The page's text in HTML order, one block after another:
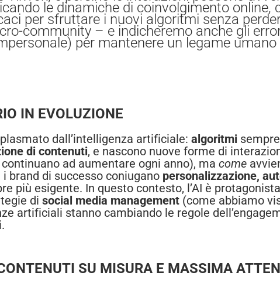
le dinamiche di coinvolgimento
per sfruttare i nuovi algoritmi senza
community – e indicheremo anche gli
per mantenere un legame
IN EVOLUZIONE
dall’intelligenza artificiale: algoritmi
di contenuti, e nascono nuove forme di
ad aumentare ogni anno), ma come
brand di successo coniugano personalizzazione,
più esigente. In questo contesto, l’AI è
di social media management (come abbiamo
artificiali stanno cambiando le regole
SU MISURA E MASSIMA